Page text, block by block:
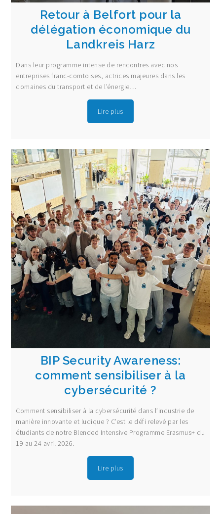
Retour à Belfort pour la
délégation économique du
Landkreis Harz
Dans leur programme intense de rencontres avec nos
entreprises franc-comtoises, actrices majeures dans les
domaines du transport et de l’énergie…
Lire plus
BIP Security Awareness:
comment sensibiliser à la
cybersécurité ?
Comment sensibiliser à la cybersécurité dans l’industrie de
manière innovante et ludique ? C’est le défi relevé par les
étudiants de notre Blended Intensive Programme Erasmus+ du
19 au 24 avril 2026.
Lire plus